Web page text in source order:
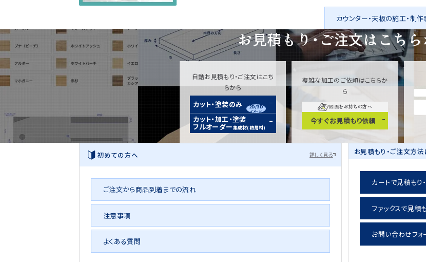
カウンター・天板の施工・制
お見積もり・ご注文はこち
自動お見積もり・ご注文はこち
らから
カット・塗装のみ
カット・加工・塗装
フルオーダー集成材(積層材)
2D/3D
イメージ
複雑な加工のご依頼はこちらか
ら
図面をお持ちの方へ
今すぐお見積もり依頼
初めての方へ 詳しく見る
ご注文から商品到着までの流れ
注意事項
よくある質問
お見積もり・ご注文方法
カートで見積もり
ファックスで見積
お問い合わせフォ